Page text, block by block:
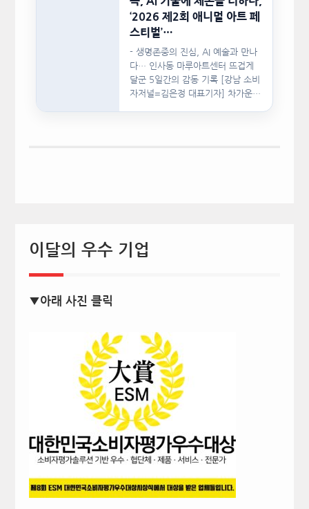
‘2026 제2회 애니멀 아트 페
스티벌’…
- 생명존중의 진심, AI 예술과 만나
다… 인사동 마루아트센터 뜨겁게
달군 5일간의 감동 기록 [강남 소비
자저널=김은정 대표기자] 차가운
이달의 우수 기업
▼아래 사진 클릭